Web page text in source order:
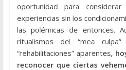
oportunidad para
experiencias sin los
las polémicas de entonces.
ritualismos del “mea
“rehabilitaciones” aparentes,
reconocer que ciertas